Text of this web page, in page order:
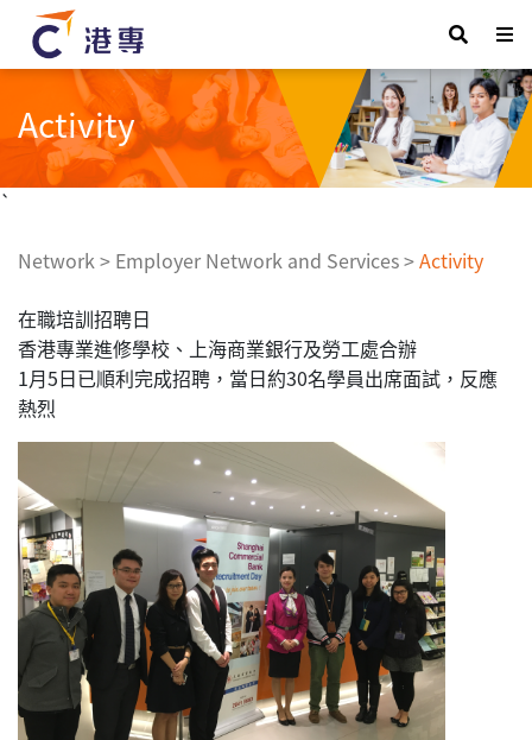
Activity
`
Network> Employer Network and Services>Activity
在職培訓招聘日
香港專業進修學校、上海商業銀行及勞工處合辦
1月5日已順利完成招聘，當日約30名學員出席面試，反應
熱烈